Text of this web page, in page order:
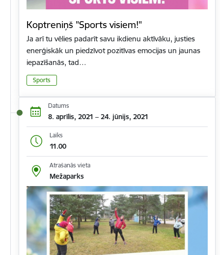
Koptreniņš "Sports visiem!"
Ja arī tu vēlies padarīt savu ikdienu aktīvāku, justies
enerģiskāk un piedzīvot pozitīvas emocijas un jaunas
iepazīšanās, tad…
Sports
Datums
8. aprīlis, 2021 – 24. jūnijs, 2021
Laiks
11.00
Atrašanās vieta
Mežaparks